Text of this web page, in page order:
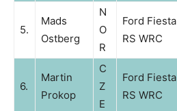
5.
Mads
Ostberg
N
O
R
Ford Fiesta
RS WRC
6.
Martin
Prokop
C
Z
E
Ford Fiesta
RS WRC